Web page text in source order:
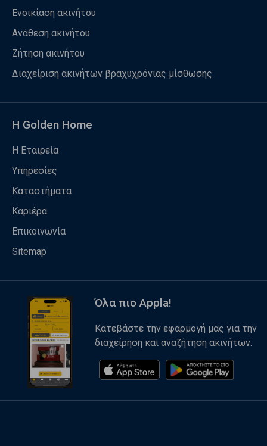
Ενοικίαση ακινήτου
Ανάθεση ακινήτου
Ζήτηση ακινήτου
Διαχείριση ακινήτων βραχυχρόνιας μίσθωσης
Η Golden Home
Η Εταιρεία
Υπηρεσίες
Καταστήματα
Καριέρα
Επικοινωνία
Sitemap
Όλα πιο Appla!
Κατεβάστε την εφαρμογή μας για την
διαχείρηση και αναζήτηση ακινήτων.